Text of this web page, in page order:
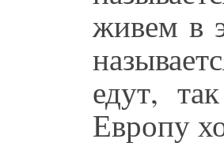
живем в
едут,
Европу